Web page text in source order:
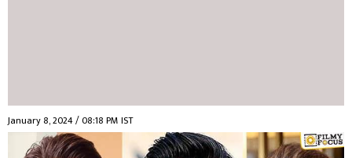
January 8, 2024 / 08:18 PM IST